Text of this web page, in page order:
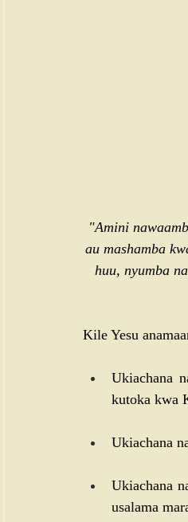
"Amini
au mashamba
huu, nyumba
Kile Yesu
Ukiachana
kutoka kwa
Ukiachana
Ukiachana
usalama